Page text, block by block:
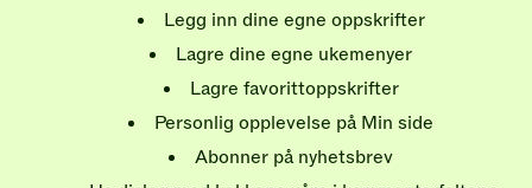
Legg inn dine egne oppskrifter
Lagre dine egne ukemenyer
Lagre favorittoppskrifter
Personlig opplevelse på Min side
Abonner på nyhetsbrev